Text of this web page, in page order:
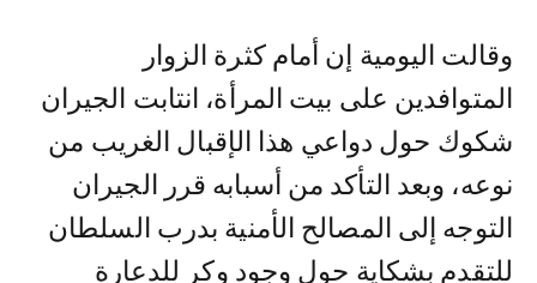
وقالت اليومية إن أمام كثرة الزوار
المتوافدين على بيت المرأة، انتابت الجيران
شكوك حول دواعي هذا الإقبال الغريب من
نوعه، وبعد التأكد من أسبابه قرر الجيران
التوجه إلى المصالح الأمنية بدرب السلطان
للتقدم بشكاية حول وجود وكر للدعارة